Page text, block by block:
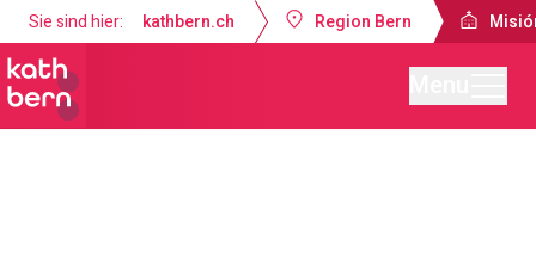
Sie sind hier: kathbern.ch Region Bern